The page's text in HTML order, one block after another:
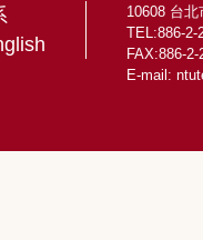
10608 台
TEL:886-2-
FAX:886-2-
E-mail: